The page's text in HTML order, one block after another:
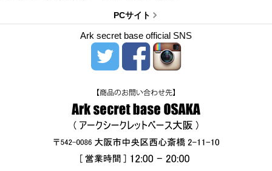
PCサイト
Ark secret base official SNS